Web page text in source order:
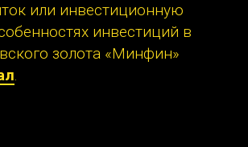
или инвестиционную
инвестиций в
золота «Минфин»
.